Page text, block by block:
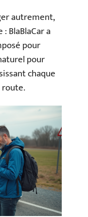
autrement,
BlaBlaCar a
pour
pour
chaque